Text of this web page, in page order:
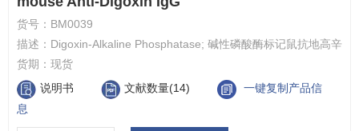
货号： BM0039
描述： Digoxin-Alkaline Phosphatase; 碱性磷酸酶标记鼠抗地高辛
货期： 现货
说明书
文献数量(14)
一键复制产品信
息